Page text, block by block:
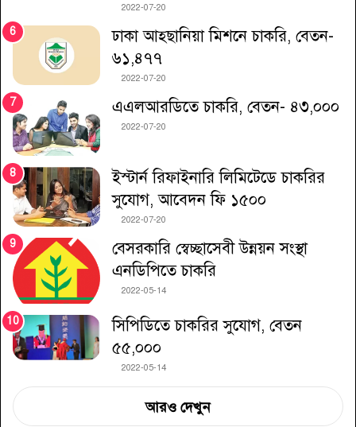
2022-07-20
ঢাকা আহ্ছানিয়া মিশনে চাকরি, বেতন-
৬১,৪৭৭
2022-07-20
এএলআরডিতে চাকরি, বেতন- ৪৩,০০০
2022-07-20
ইস্টার্ন রিফাইনারি লিমিটেডে চাকরির
সুযোগ, আবেদন ফি ১৫০০
2022-07-20
বেসরকারি স্বেচ্ছাসেবী উন্নয়ন সংস্থা
এনডিপিতে চাকরি
2022-05-14
সিপিডিতে চাকরির সুযোগ, বেতন
৫৫,০০০
2022-05-14
আরও দেখুন